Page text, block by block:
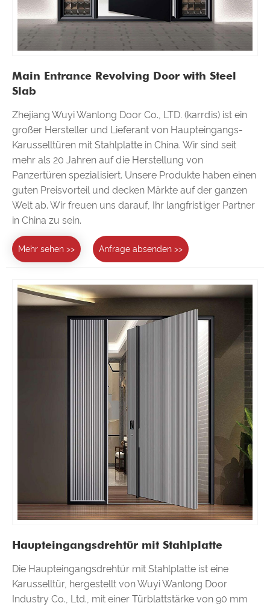
Main Entrance Revolving Door with Steel
Slab
Zhejiang Wuyi Wanlong Door Co., LTD. (karrdis) ist ein
großer Hersteller und Lieferant von Haupteingangs-
Karusselltüren mit Stahlplatte in China. Wir sind seit
mehr als 20 Jahren auf die Herstellung von
Panzertüren spezialisiert. Unsere Produkte haben einen
guten Preisvorteil und decken Märkte auf der ganzen
Welt ab. Wir freuen uns darauf, Ihr langfristiger Partner
in China zu sein.
Mehr sehen >> Anfrage absenden >>
Haupteingangsdrehtür mit Stahlplatte
Die Haupteingangsdrehtür mit Stahlplatte ist eine
Karusselltür, hergestellt von Wuyi Wanlong Door
Industry Co., Ltd., mit einer Türblattstärke von 90 mm